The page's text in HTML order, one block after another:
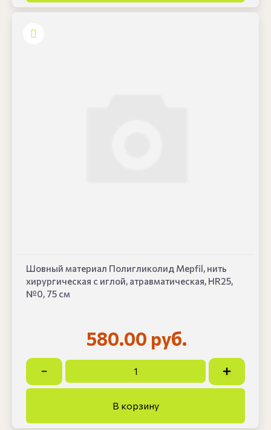
Шовный материал Полигликолид Mepfil, нить
хирургическая с иглой, атравматическая, HR25,
№0, 75 см
580.00 руб.